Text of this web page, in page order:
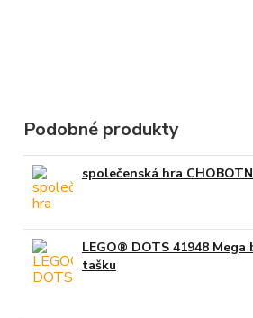
Podobné produkty
společenská hra
LEGO® DOTS 41948
tašku